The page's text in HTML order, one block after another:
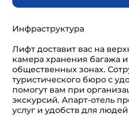
Инфраструктура
Лифт доставит вас на
камера хранения багажа
общественных зонах.
туристического бюро с
помогут вам при
экскурсий. Апарт-отель
услуг и удобств для